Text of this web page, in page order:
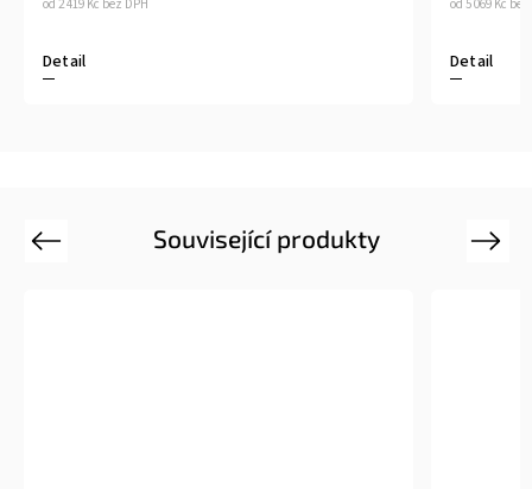
Související produkty
Previous Next
od 2 419 Kč bez DPH
Detail
od 5 069 Kč
Detail